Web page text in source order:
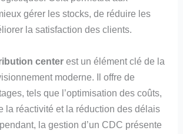
gérer les stocks, de réduire les
la satisfaction des clients.
center est un élément clé de la
moderne. Il offre de
tels que l’optimisation des coûts,
la réactivité et la réduction des délais
la gestion d’un CDC présente